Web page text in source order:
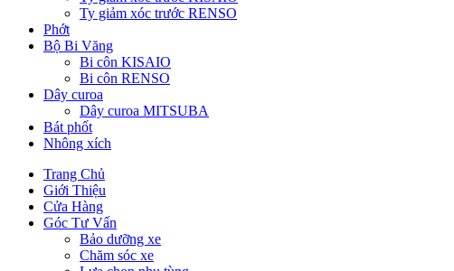
Ty giảm xóc trước RENSO
Phớt
Bộ Bi Văng
Bi côn KISAIO
Bi côn RENSO
Dây curoa
Dây curoa MITSUBA
Bát phốt
Nhông xích
Trang Chủ
Giới Thiệu
Cửa Hàng
Góc Tư Vấn
Bảo dưỡng xe
Chăm sóc xe